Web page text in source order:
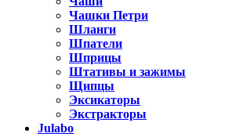
Чашки Петри
Шланги
Шпатели
Шприцы
Штативы и зажимы
Щипцы
Эксикаторы
Экстракторы
Julabo